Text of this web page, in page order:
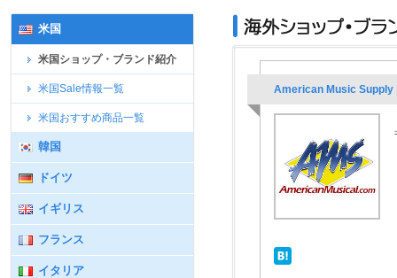
米国
米国ショップ・ブランド紹介
米国Sale情報一覧
米国おすすめ商品一覧
韓国
ドイツ
イギリス
フランス
イタリア
American Music Supply